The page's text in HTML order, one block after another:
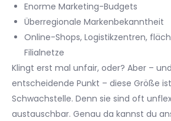
Enorme Marketing-Budgets
Überregionale Markenbekanntheit
Online-Shops, Logistikzentren,
Filialnetze
Klingt erst mal unfair, oder? Aber –
entscheidende Punkt – diese Größe
Schwachstelle. Denn sie sind oft
austauschbar. Genau da kannst du